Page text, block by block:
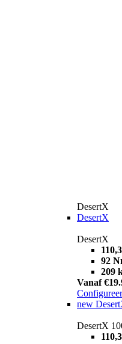
DesertX
DesertX
DesertX
92
209
Vanaf
Configureer
new
DesertX